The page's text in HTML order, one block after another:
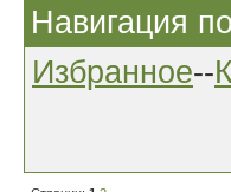
Навигация
Избранное--